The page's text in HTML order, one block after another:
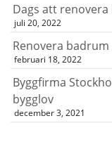
Dags att
juli 20, 2022
Renovera
februari 18, 2022
Byggfirma
bygglov
december 3, 2021